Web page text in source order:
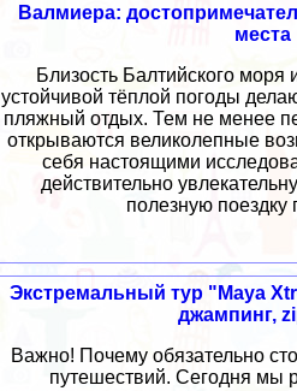
Валмиера:
места
Близость Балтийского моря
устойчивой тёплой погоды
пляжный отдых. Тем не менее
открываются великолепные
себя настоящими
действительно
полезную поездку
Экстремальный тур "Maya
джампинг,
Важно! Почему обязательно
путешествий. Сегодня мы